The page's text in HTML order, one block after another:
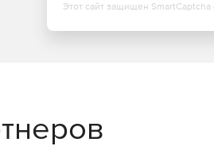
Этот сайт защищен SmartCaptcha